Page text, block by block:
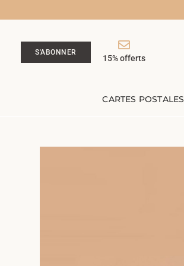
S'ABONNER
15% offerts
CARTES POSTALES